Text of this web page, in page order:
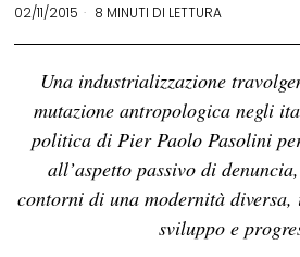
02/11/2015 8 MINUTI DI LETTURA
Una industrializzazione
mutazione antropologica negli
politica di Pier Paolo Pasolini
all’aspetto passivo di
contorni di una modernità
sviluppo e